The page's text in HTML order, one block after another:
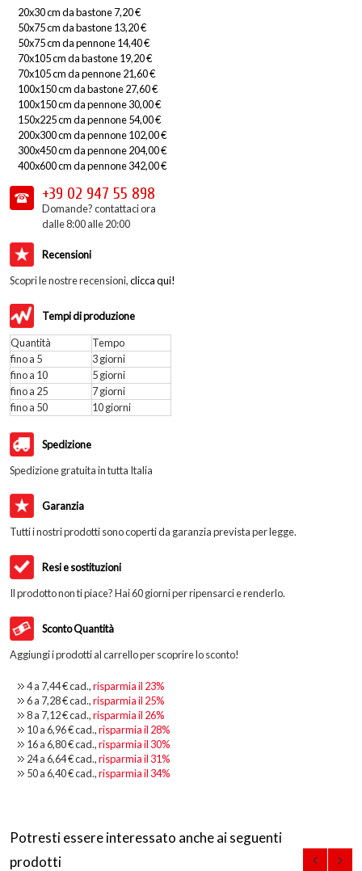
20x30 cm da bastone 7,20 €
50x75 cm da bastone 13,20 €
50x75 cm da pennone 14,40 €
70x105 cm da bastone 19,20 €
70x105 cm da pennone 21,60 €
100x150 cm da bastone 27,60 €
100x150 cm da pennone 30,00 €
150x225 cm da pennone 54,00 €
200x300 cm da pennone 102,00 €
300x450 cm da pennone 204,00 €
400x600 cm da pennone 342,00 €
+39 02 947 55 898
Domande? contattaci ora
dalle 8:00 alle 20:00
Recensioni
Scopri le nostre recensioni,clicca qui!
Tempi di produzione
Quantità
Tempo
fino a 5
3 giorni
fino a 10
5 giorni
fino a 25
7 giorni
fino a 50
10 giorni
Spedizione
Spedizione gratuita in tutta Italia
Garanzia
Tutti i nostri prodotti sono coperti da garanzia prevista per legge.
Resi e sostituzioni
Il prodotto non ti piace? Hai 60 giorni per ripensarci e renderlo.
Sconto Quantità
Aggiungi i prodotti al carrello per scoprire lo sconto!
4 a 7,44 €cad.,risparmia il 23%
6 a 7,28 €cad.,risparmia il 25%
8 a 7,12 €cad.,risparmia il 26%
10 a6,96 €cad.,risparmia il 28%
16 a6,80 €cad.,risparmia il 30%
24 a6,64 €cad.,risparmia il 31%
50 a6,40 €cad.,risparmia il 34%
Potresti essere interessato anche ai seguenti
prodotti